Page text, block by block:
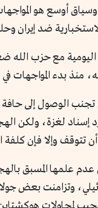
وسياق أوسع هو
ضد إيران
اليومية مع حزب
في الثامن من أكتوبر 2023، وأعلن الاحتلال
تجنب الوصول إلى
إسناد لغزة، ولكن
تتوقف وإلا فإن كلفة
علمها المسبق
وتزامنت بعض